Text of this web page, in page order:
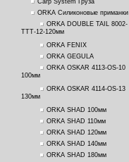
Carp System Груза
ORKA Силиконовые приманки
ORKA DOUBLE TAIL 8002-
TTT-12-120мм
ORKA FENIX
ORKA GEGULA
ORKA OSKAR 4113-OS-10
100мм
ORKA OSKAR 4114-OS-13
130мм
ORKA SHAD 100мм
ORKA SHAD 110мм
ORKA SHAD 120мм
ORKA SHAD 140мм
ORKA SHAD 180мм